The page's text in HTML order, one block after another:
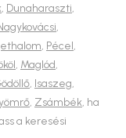
, Dunaharaszti,
,
, Pécel,
, Maglód,
, Isaszeg,
, Zsámbék, ha
a keresési